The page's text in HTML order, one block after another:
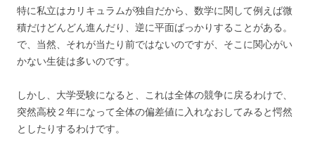
特に私立はカリキュラムが独自だから、数学に関して例えば微
積だけどんどん進んだり、逆に平面ばっかりすることがある。
で、当然、それが当たり前ではないのですが、そこに関心がい
かない生徒は多いのです。
しかし、大学受験になると、これは全体の競争に戻るわけで、
突然高校２年になって全体の偏差値に入れなおしてみると愕然
としたりするわけです。